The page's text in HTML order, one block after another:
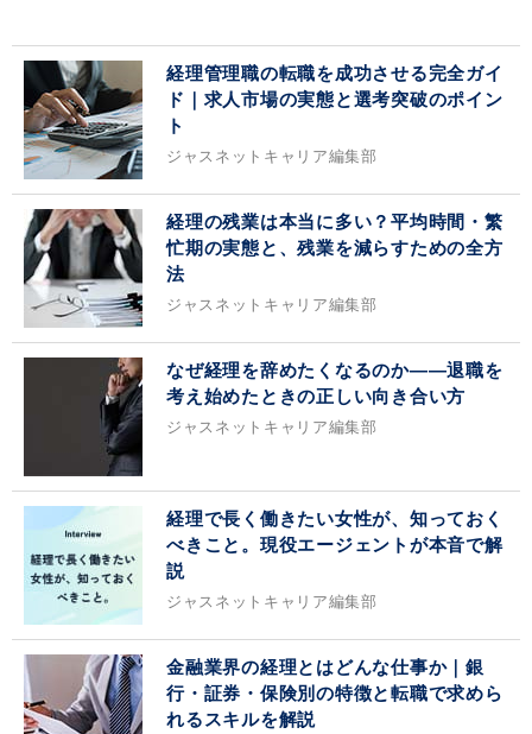
経理管理職の転職を成功させる完全ガイ
ド｜求人市場の実態と選考突破のポイン
ト
ジャスネットキャリア編集部
経理の残業は本当に多い？平均時間・繁
忙期の実態と、残業を減らすための全方
法
ジャスネットキャリア編集部
なぜ経理を辞めたくなるのか——退職を
考え始めたときの正しい向き合い方
ジャスネットキャリア編集部
経理で長く働きたい女性が、知っておく
べきこと。現役エージェントが本音で解
説
ジャスネットキャリア編集部
金融業界の経理とはどんな仕事か｜銀
行・証券・保険別の特徴と転職で求めら
れるスキルを解説